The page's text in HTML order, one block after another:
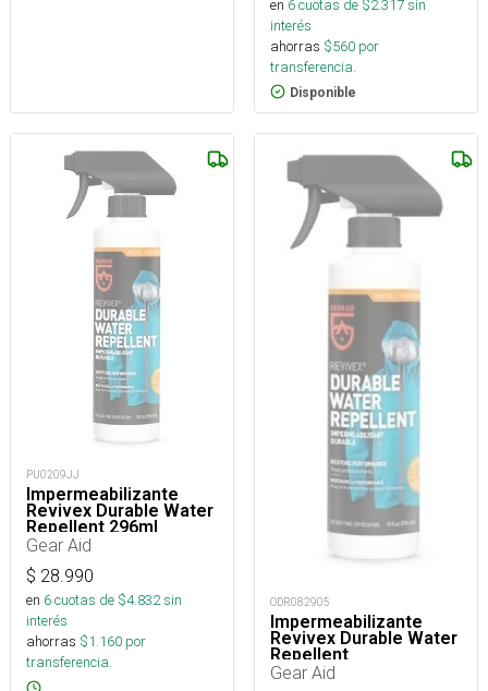
en 6cuotas de $2.317sin
interés
ahorras $560 por
transferencia.
Disponible
PU0209JJ
Impermeabilizante
Revivex Durable Water
Repellent 296ml
Gear Aid
$ 28.990
en 6cuotas de $4.832sin
interés
ahorras $1.160 por
transferencia.
ODR082905
Impermeabilizante
Revivex Durable Water
Repellent
Gear Aid